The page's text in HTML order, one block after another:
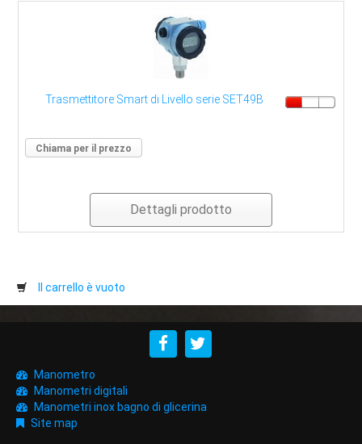
Trasmettitore Smart di Livello serie SET49B
Chiama per il prezzo
Dettagli prodotto
Il carrello è vuoto
Manometro
Manometri digitali
Manometri inox bagno di glicerina
Site map